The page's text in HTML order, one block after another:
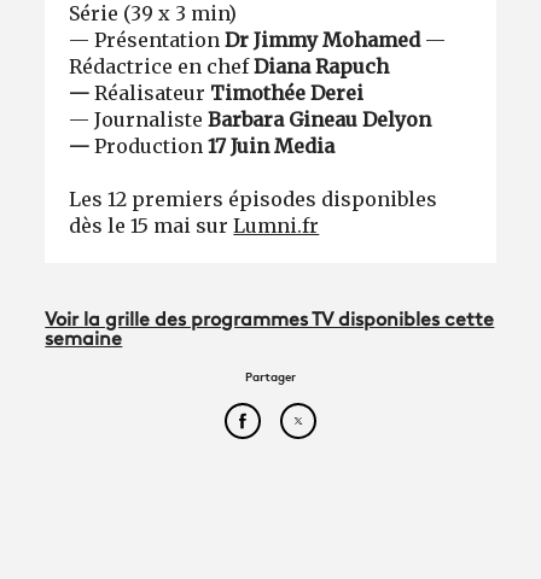
Série (39 x 3 min)
— PrésentationDr Jimmy Mohamed—
Rédactrice en chefDiana Rapuch
—Réalisateur Timothée Derei
— JournalisteBarbara Gineau Delyon
—Production17 Juin Media
Les 12 premiers épisodes disponibles
dès le 15 mai surLumni.fr
Voir la grille des programmes TV disponibles cette
semaine
Partager
Partager cet article sur
Partager cet article sur